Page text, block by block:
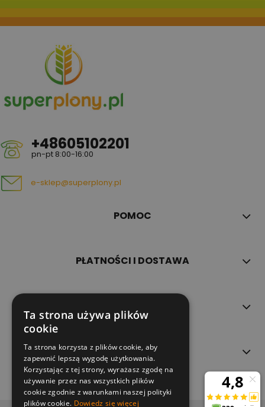
+48605102201
pn-pt 8:00-16:00
e-sklep@superplony.pl
POMOC
PŁATNOŚCI I DOSTAWA
O NAS
Ta strona używa plików
cookie
Ta strona korzysta z plików cookie, aby
zapewnić lepszą wygodę użytkowania.
Korzystając z tej strony, wyrażasz zgodę na
używanie przez nas wszystkich plików
cookie zgodnie z warunkami naszej polityki
plików cookie. Dowiedz się więcej